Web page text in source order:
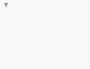
▼